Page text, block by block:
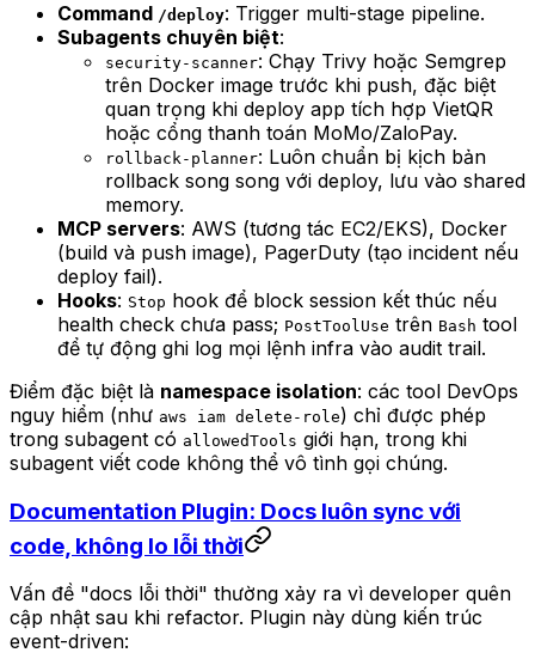
Command /deploy: Trigger multi-stage pipeline.
Subagents chuyên biệt:
security-scanner: Chạy Trivy hoặc Semgrep
trên Docker image trước khi push, đặc biệt
quan trọng khi deploy app tích hợp VietQR
hoặc cổng thanh toán MoMo/ZaloPay.
rollback-planner: Luôn chuẩn bị kịch bản
rollback song song với deploy, lưu vào shared
memory.
MCP servers: AWS (tương tác EC2/EKS), Docker
(build và push image), PagerDuty (tạo incident nếu
deploy fail).
Hooks: Stop hook để block session kết thúc nếu
health check chưa pass; PostToolUse trên Bash tool
để tự động ghi log mọi lệnh infra vào audit trail.
Điểm đặc biệt là namespace isolation: các tool DevOps
nguy hiểm (như aws iam delete-role) chỉ được phép
trong subagent có allowedTools giới hạn, trong khi
subagent viết code không thể vô tình gọi chúng.
Documentation Plugin: Docs luôn sync với
code, không lo lỗi thời
Vấn đề "docs lỗi thời" thường xảy ra vì developer quên
cập nhật sau khi refactor. Plugin này dùng kiến trúc
event-driven: